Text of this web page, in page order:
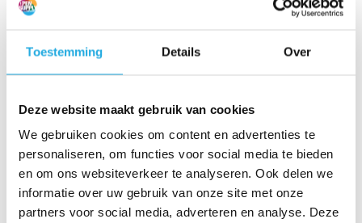
Toestemming Details Over
Deze website maakt gebruik van cookies
We gebruiken cookies om content en advertenties te
personaliseren, om functies voor social media te bieden
en om ons websiteverkeer te analyseren. Ook delen we
informatie over uw gebruik van onze site met onze
partners voor social media, adverteren en analyse. Deze
Bedrijfsnaam*
Medium*
Toerental (rpm)*